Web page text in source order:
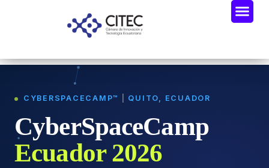
CYBERSPACECAMP™ QUITO, ECUADOR
CyberSpaceCamp
Ecuador 2026